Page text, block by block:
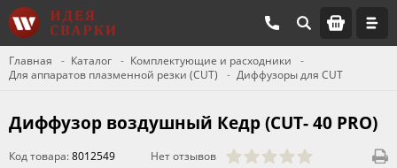
Главная Каталог
Комплектующие и расходники
Для аппаратов плазменной резки (CUT)
Диффузоры для CUT
Диффузор воздушный Кедр (CUT- 40 PRO)
Код товара:8012549 Нет отзывов